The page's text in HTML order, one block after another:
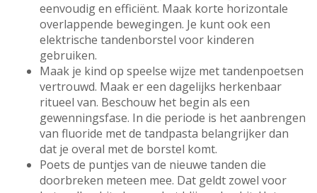
eenvoudig en efficiënt. Maak korte horizontale
overlappende bewegingen. Je kunt ook een
elektrische tandenborstel voor kinderen
gebruiken.
Maak je kind op speelse wijze met tandenpoetsen
vertrouwd. Maak er een dagelijks herkenbaar
ritueel van. Beschouw het begin als een
gewenningsfase. In die periode is het aanbrengen
van fluoride met de tandpasta belangrijker dan
dat je overal met de borstel komt.
Poets de puntjes van de nieuwe tanden die
doorbreken meteen mee. Dat geldt zowel voor